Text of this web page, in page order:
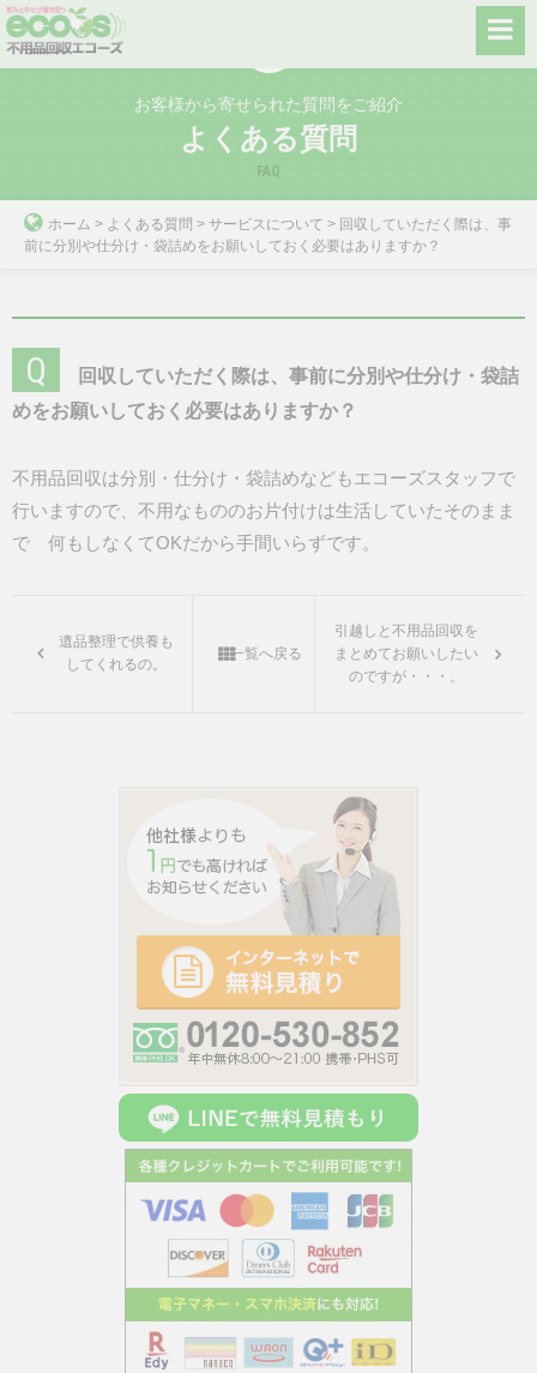
Skip
to
お客様から寄せられた質問をご紹介
よくある質問
FAQ
ホーム > よくある質問 > サービスについて > 回収していただく際は、事
前に分別や仕分け・袋詰めをお願いしておく必要はありますか？
Q
回収していただく際は、事前に分別や仕分け・袋詰
めをお願いしておく必要はありますか？
不用品回収は分別・仕分け・袋詰めなどもエコーズスタッフで
行いますので、不用なもののお片付けは生活していたそのまま
で 何もしなくてOKだから手間いらずです。
遺品整理で供養も
してくれるの。
一覧へ戻る
引越しと不用品回収を
まとめてお願いしたい
のですが・・・。